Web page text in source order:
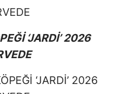
‘JARDİ’ 2026